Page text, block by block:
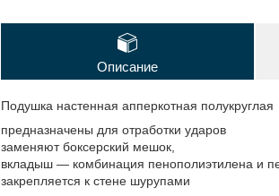
Описание
Подушка настенная апперкотная полукруглая
предназначены для отработки ударов
заменяют боксерский мешок,
вкладыш ― комбинация пенополиэтилена и
закрепляется к стене шурупами